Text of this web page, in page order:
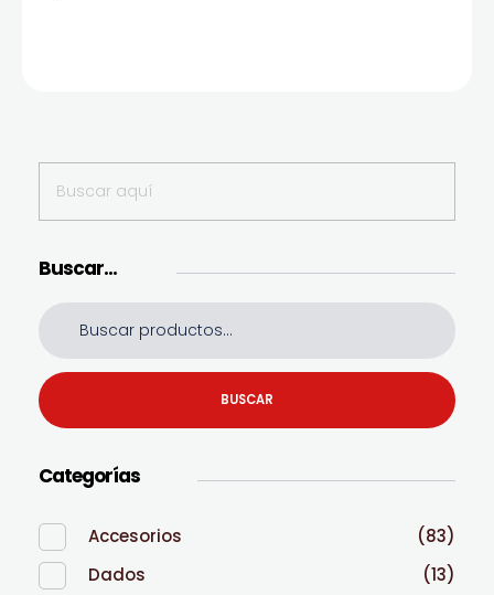
Buscar…
BUSCAR
Categorías
Accesorios
(83)
Dados
(13)